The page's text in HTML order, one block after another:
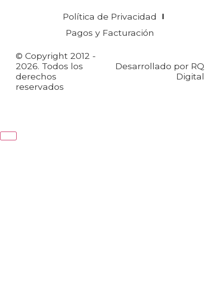
© Copyright 2012 -
2026. Todos los
derechos
reservados
Política de Privacidad
Pagos y Facturación
Desarrollado por RQ
Digital